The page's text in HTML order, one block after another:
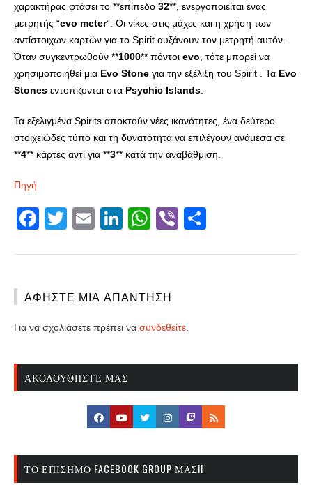
χαρακτήρας φτάσει το **επίπεδο 32**, ενεργοποιείται ένας
μετρητής “evo meter“. Οι νίκες στις μάχες και η χρήση των
αντίστοιχων καρτών για το Spirit αυξάνουν τον μετρητή αυτόν.
Όταν συγκεντρωθούν **1000** πόντοι evo , τότε μπορεί να
χρησιμοποιηθεί μια Evo Stone για την εξέλιξη του Spirit . Τα Evo
Stones εντοπίζονται στα Psychic Islands
Τα εξελιγμένα Spirits αποκτούν νέες ικανότητες, ένα δεύτερο
στοιχειώδες τύπο και τη δυνατότητα να επιλέγουν ανάμεσα σε
**4** κάρτες αντί για **3** κατά την αναβάθμιση.
Πηγή
Facebook
Twitter
EmailLinkedIn
WhatsApp
Viber
ΑΦΉΣΤΕ ΜΙΑ ΑΠΆΝΤΗΣΗ
Για να σχολιάσετε πρέπει να συνδεθείτε
ΑΚΟΛΟΥΘΉΣΤΕ ΜΑΣ
ΤΟ ΕΠΊΣΗΜΟ FACEBOOK GROUP ΜΑΣ!!